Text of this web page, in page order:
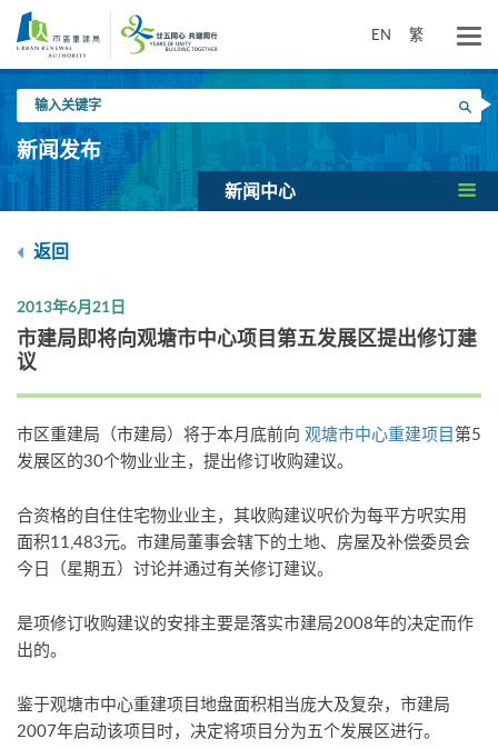
要
EN 繁
入
关
键
搜寻
新闻发布
新闻中心
返回
2013年6月21日
市建局即将向观塘市中心项目第五发展区提出修订建
议
市区重建局（市建局）将于本月底前向 观塘市中心重建项目第5
发展区的30个物业业主，提出修订收购建议。
合资格的自住住宅物业业主，其收购建议呎价为每平方呎实用
面积11,483元。市建局董事会辖下的土地、房屋及补偿委员会
今日（星期五）讨论并通过有关修订建议。
是项修订收购建议的安排主要是落实市建局2008年的决定而作
出的。
鉴于观塘市中心重建项目地盘面积相当庞大及复杂，市建局
2007年启动该项目时，决定将项目分为五个发展区进行。